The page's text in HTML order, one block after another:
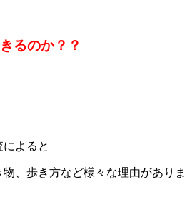
るのか？？
よると
、歩き方など様々な理由がありま